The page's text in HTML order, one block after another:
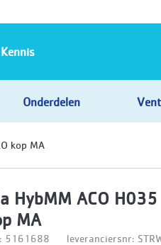
Onderdelen
Kennis
kop MA
HybMM ACO
MA
5161688 leveranciersnr: